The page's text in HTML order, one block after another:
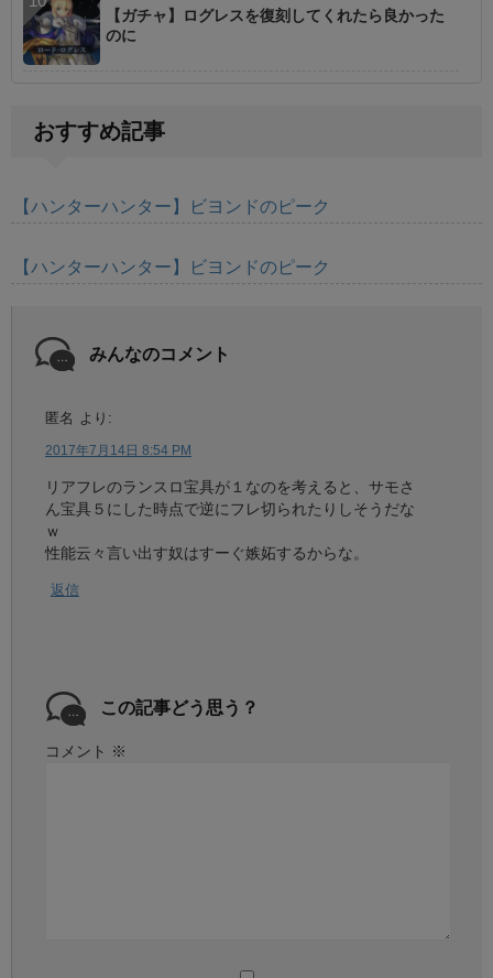
【ガチャ】ログレスを復刻してくれたら良かった
のに
おすすめ記事
【ハンターハンター】ビヨンドのピーク
【ハンターハンター】ビヨンドのピーク
みんなのコメント
匿名 より:
2017年7月14日 8:54 PM
リアフレのランスロ宝具が１なのを考えると、サモさ
ん宝具５にした時点で逆にフレ切られたりしそうだな
ｗ
性能云々言い出す奴はすーぐ嫉妬するからな。
返信
この記事どう思う？
コメント ※